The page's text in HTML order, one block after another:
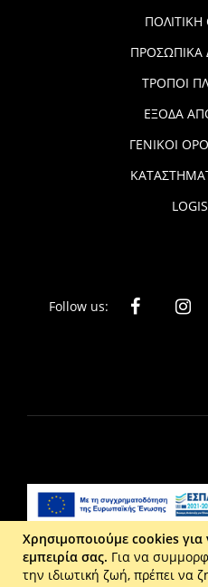
ΠΟΛΙΤΙΚΗ
ΤΡΟΠΟΙ
ΕΞΟΔΑ
ΓΕΝΙΚΟΙ
Follow us:
Liberta Ε.Π.Ε. - Τ: 2610 201
Χρησιμοποιούμε cookies για
εμπειρία σας. Για να
την ιδιωτική ζωή, πρέπει να